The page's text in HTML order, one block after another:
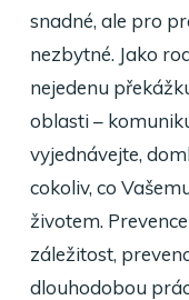
snadné, ale pro
nezbytné. Jako
nejedenu
oblasti –
vyjednávejte,
cokoliv, co
životem.
záležitost,
dlouhodobou